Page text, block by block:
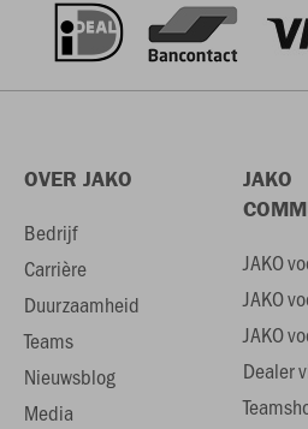
OVER JAKO
Bedrijf
Carrière
Duurzaamheid
Teams
Nieuwsblog
Media
JAKO
JAKO
JAKO
JAKO
Dealer